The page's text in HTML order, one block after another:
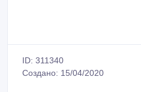
ID: 311340
Создано: 15/04/2020